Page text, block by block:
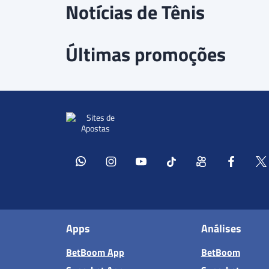
Notícias de Tênis
Últimas promoções
Apps
BetBoom App
Análises
BetBoom